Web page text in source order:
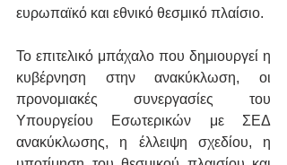
ευρωπαϊκό και εθνικό θεσμικό πλαίσιο.
Το επιτελικό μπάχαλο που δημιουργεί η
κυβέρνηση στην ανακύκλωση, οι
προνομιακές συνεργασίες του
Υπουργείου Εσωτερικών με ΣΕΔ
ανακύκλωσης, η έλλειψη σχεδίου, η